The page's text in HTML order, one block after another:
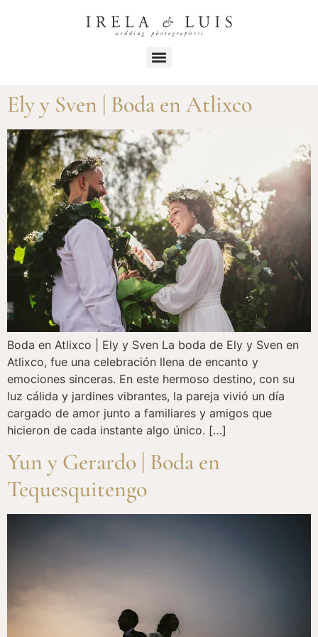
Ely y Sven | Boda en Atlixco
Boda en Atlixco | Ely y Sven La boda de Ely y Sven en
Atlixco, fue una celebración llena de encanto y
emociones sinceras. En este hermoso destino, con su
luz cálida y jardines vibrantes, la pareja vivió un día
cargado de amor junto a familiares y amigos que
hicieron de cada instante algo único. […]
Yun y Gerardo | Boda en
Tequesquitengo